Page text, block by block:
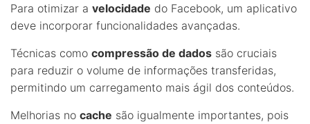
Para otimizar a velocidade do Facebook, um aplicativo
deve incorporar funcionalidades avançadas.
Técnicas como compressão de dados são cruciais
para reduzir o volume de informações transferidas,
permitindo um carregamento mais ágil dos conteúdos.
Melhorias no cache são igualmente importantes, pois